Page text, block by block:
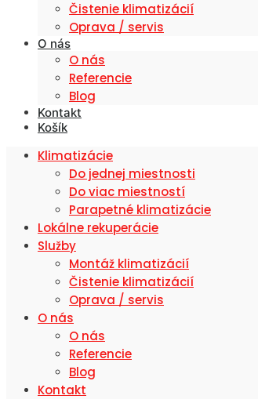
Čistenie klimatizácií
Oprava / servis
O nás
O nás
Referencie
Blog
Kontakt
Košík
Klimatizácie
Do jednej miestnosti
Do viac miestností
Parapetné klimatizácie
Lokálne rekuperácie
Služby
Montáž klimatizácií
Čistenie klimatizácií
Oprava / servis
O nás
O nás
Referencie
Blog
Kontakt